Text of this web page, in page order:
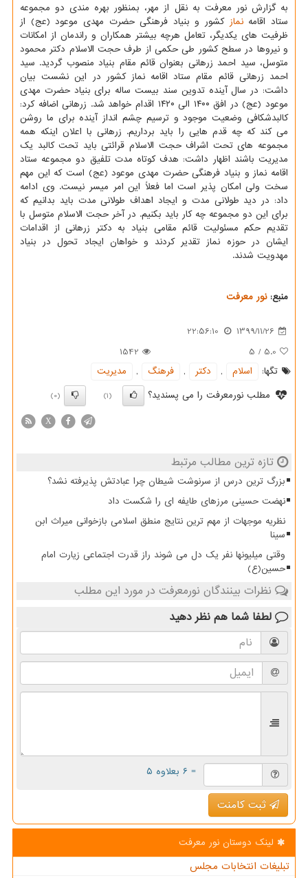
به گزارش نور معرفت به نقل از مهر، بمنظور بهره مندی دو مجموعه
ستاد اقامهنماز کشور و بنیاد فرهنگی حضرت مهدی موعود (عج) از
ظرفیت های یکدیگر، تعامل هرچه بیشتر همکاران و راندمان از امکانات
و نیروها در سطح کشور طی حکمی از طرف حجت الاسلام دکتر محمود
متوسل، سید احمد زرهانی بعنوان قائم مقام بنیاد منصوب گردید. سید
احمد زرهانی قائم مقام ستاد اقامه نماز کشور در این نشست بیان
داشت: در سال آینده تدوین سند بیست ساله برای بنیاد حضرت مهدی
موعود (عج) در افق ۱۴۰۰ الی ۱۴۲۰ اقدام خواهد شد. زرهانی اضافه کرد:
کالبدشکافی وضعیت موجود و ترسیم چشم انداز آینده برای ما روشن
می کند که چه قدم هایی را باید برداریم. زرهانی با اعلان اینکه همه
مجموعه های تحت اشراف حجت الاسلام قرائتی باید تحت کالبد یک
مدیریت باشند اظهار داشت: هدف کوتاه مدت تلفیق دو مجموعه ستاد
اقامه نماز و بنیاد فرهنگی حضرت مهدی موعود (عج) است که این مهم
سخت ولی امکان پذیر است اما فعلاً این امر میسر نیست. وی ادامه
داد: در دید طولانی مدت و ایجاد اهداف طولانی مدت باید بدانیم که
برای این دو مجموعه چه کار باید بکنیم. در آخر حجت الاسلام متوسل با
تقدیم حکم مسئولیت قائم مقامی بنیاد به دکتر زرهانی از اقدامات
ایشان در حوزه نماز تقدیر کردند و خواهان ایجاد تحول در بنیاد
مهدویت شدند.
منبع:نور معرفت
1399/11/26
22:56:10
5.0
/
5
1542
تگها:
اسلام , دكتر , فرهنگ ,
مدیریت
مطلب نورمعرفت را می پسندید؟
(1)
(0)
X
تازه ترین مطالب مرتبط
بزرگ ترین درس از سرنوشت شیطان چرا عبادتش پذیرفته نشد؟
نهضت حسینی مرزهای طایفه ای را شکست داد
نظریه موجهات از مهم ترین نتایج منطق اسلامی بازخوانی میراث ابن
سینا
وقتی میلیونها نفر یک دل می شوند راز قدرت اجتماعی زیارت امام
حسین(ع)
نظرات بینندگان نورمعرفت در مورد این مطلب
لطفا شما هم نظر دهید
= ۶ بعلاوه ۵
ثبت کامنت
لینک دوستان نور معرفت
تبلیغات انتخابات مجلس